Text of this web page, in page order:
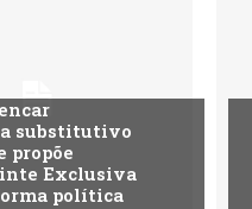
substitutivo
propõe
Exclusiva
política